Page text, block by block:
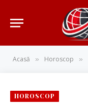
Acasă » Horoscop »
HOROSCOP